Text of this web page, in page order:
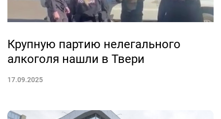
Крупную партию нелегального
алкоголя нашли в Твери
17.09.2025